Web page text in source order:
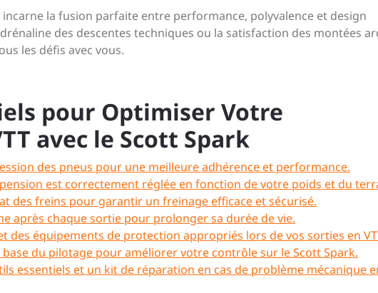
incarne la fusion parfaite entre performance, polyvalence et design
des descentes techniques ou la satisfaction des montées
les défis avec vous.
pour Optimiser Votre
avec le Scott Spark
des pneus pour une meilleure adhérence et performance.
est correctement réglée en fonction de votre poids et du
des freins pour garantir un freinage efficace et sécurisé.
après chaque sortie pour prolonger sa durée de vie.
des équipements de protection appropriés lors de vos sorties en
du pilotage pour améliorer votre contrôle sur le Scott Spark.
essentiels et un kit de réparation en cas de problème mécanique